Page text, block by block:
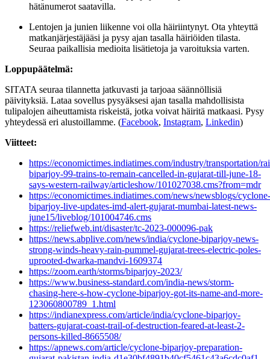
hätänumerot saatavilla.
Lentojen ja junien liikenne voi olla häiriintynyt. Ota yhteyttä
matkanjärjestäjääsi ja pysy ajan tasalla häiriöiden tilasta.
Seuraa paikallisia medioita lisätietoja ja varoituksia varten.
Loppupäätelmä:
SITATA seuraa tilannetta jatkuvasti ja tarjoaa säännöllisiä
päivityksiä. Lataa sovellus pysyäksesi ajan tasalla mahdollisista
tulipalojen aiheuttamista riskeistä, jotka voivat häiritä matkaasi. Pysy
yhteydessä eri alustoillamme. (Facebook, Instagram, Linkedin)
Viitteet:
https://economictimes.indiatimes.com/industry/transportation/
biparjoy-99-trains-to-remain-cancelled-in-gujarat-till-june-18-
says-western-railway/articleshow/101027038.cms?from=mdr
https://economictimes.indiatimes.com/news/newsblogs/cyclone-
biparjoy-live-updates-imd-alert-gujarat-mumbai-latest-news-
june15/liveblog/101004746.cms
https://reliefweb.int/disaster/tc-2023-000096-pak
https://news.abplive.com/news/india/cyclone-biparjoy-news-
strong-winds-heavy-rain-pummel-gujarat-trees-electric-poles-
uprooted-dwarka-mandvi-1609374
https://zoom.earth/storms/biparjoy-2023/
https://www.business-standard.com/india-news/storm-
chasing-here-s-how-cyclone-biparjoy-got-its-name-and-more-
123060800789_1.html
https://indianexpress.com/article/india/cyclone-biparjoy-
batters-gujarat-coast-trail-of-destruction-feared-at-least-2-
persons-killed-8665508/
https://apnews.com/article/cyclone-biparjoy-preparation-